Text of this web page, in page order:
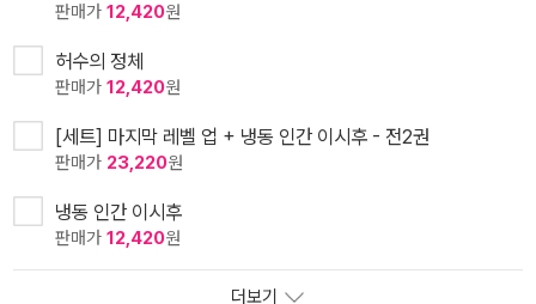
판매가 12,420원
허수의 정체
판매가 12,420원
[세트] 마지막 레벨 업 + 냉동 인간 이시후 - 전2권
판매가 23,220원
냉동 인간 이시후
판매가 12,420원
더보기